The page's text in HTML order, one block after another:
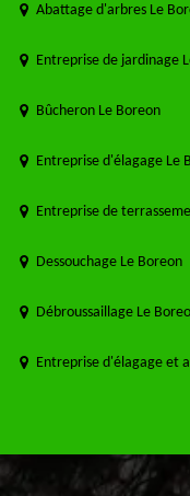
Abattage d'arbres Le
Entreprise de jardinage
Bûcheron Le Boreon
Entreprise d'élagage Le
Entreprise de
Dessouchage Le Boreon
Débroussaillage Le
Entreprise d'élagage et